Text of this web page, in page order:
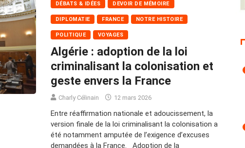
DÉBATS & IDÉES DEVOIR DE MÉMOIRE
DIPLOMATIE FRANCE NOTRE HISTOIRE
POLITIQUE VOYAGES
Algérie : adoption de la loi
criminalisant la colonisation et
geste envers la France
Charly Célinain 12 mars 2026
Entre réaffirmation nationale et adoucissement, la
version finale de la loi criminalisant la colonisation a
été notamment amputée de l’exigence d’excuses
demandées à la France. Adoption de la